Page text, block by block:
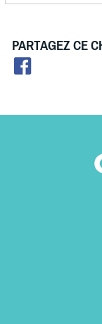
PARTAGEZ CE